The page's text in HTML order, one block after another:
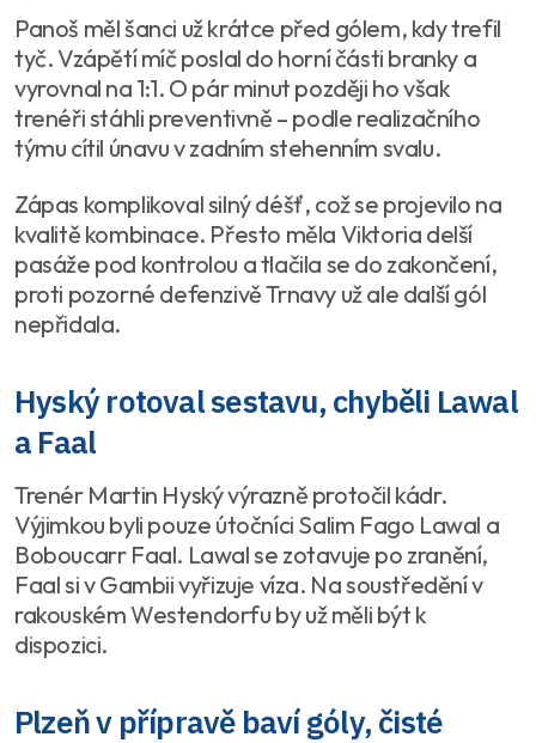
Panoš měl šanci už krátce před gólem, kdy trefil
tyč. Vzápětí míč poslal do horní části branky a
vyrovnal na 1:1. O pár minut později ho však
trenéři stáhli preventivně – podle realizačního
týmu cítil únavu v zadním stehenním svalu.
Zápas komplikoval silný déšť, což se projevilo na
kvalitě kombinace. Přesto měla Viktoria delší
pasáže pod kontrolou a tlačila se do zakončení,
proti pozorné defenzivě Trnavy už ale další gól
nepřidala.
Hyský rotoval sestavu, chyběli Lawal
a Faal
Trenér Martin Hyský výrazně protočil kádr.
Výjimkou byli pouze útočníci Salim Fago Lawal a
Boboucarr Faal. Lawal se zotavuje po zranění,
Faal si v Gambii vyřizuje víza. Na soustředění v
rakouském Westendorfu by už měli být k
dispozici.
Plzeň v přípravě baví góly, čisté